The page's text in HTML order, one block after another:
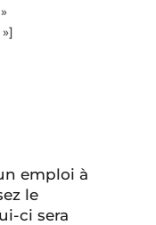
emploi à
le
ci sera